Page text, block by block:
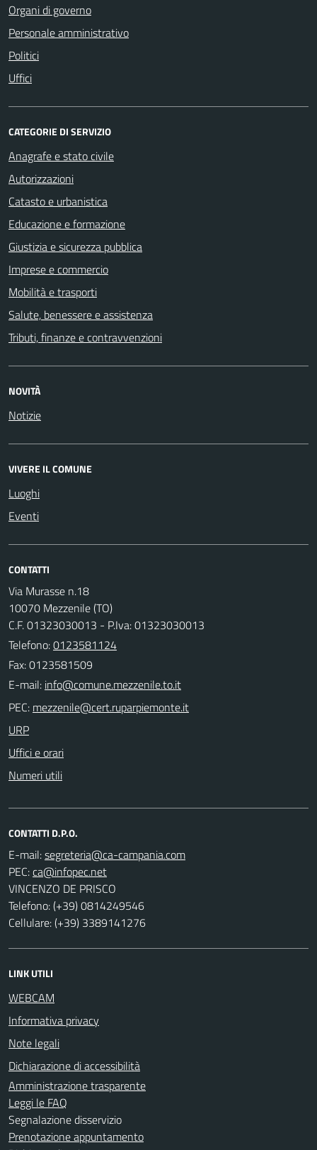
Organi di governo
Personale amministrativo
Politici
Uffici
CATEGORIE DI SERVIZIO
Anagrafe e stato civile
Autorizzazioni
Catasto e urbanistica
Educazione e formazione
Giustizia e sicurezza pubblica
Imprese e commercio
Mobilità e trasporti
Salute, benessere e assistenza
Tributi, finanze e contravvenzioni
NOVITÀ
Notizie
VIVERE IL COMUNE
Luoghi
Eventi
CONTATTI
Via Murasse n.18
10070 Mezzenile (TO)
C.F. 01323030013 - P.Iva: 01323030013
Telefono:0123581124
Fax: 0123581509
E-mail:
PEC:
URP
Uffici e orari
Numeri utili
CONTATTI D.P.O.
E-mail:
PEC:
VINCENZO DE PRISCO
Telefono: (+39) 0814249546
Cellulare: (+39) 3389141276
LINK UTILI
WEBCAM
Informativa privacy
Note legali
Dichiarazione di accessibilità
Amministrazione trasparente
Leggi le FAQ
Segnalazione disservizio
Prenotazione appuntamento